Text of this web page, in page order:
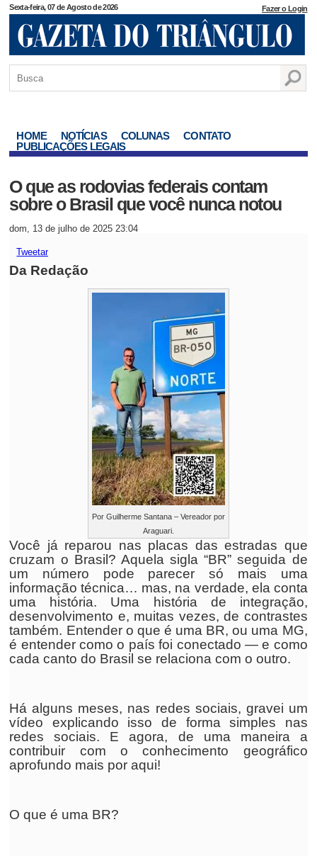
Sexta-feira, 07 de Agosto de 2026 Fazer o Login
HOME NOTÍCIAS COLUNAS
CONTATO
PUBLICAÇÕES LEGAIS
O que as rodovias federais contam
sobre o Brasil que você nunca notou
dom, 13 de julho de 2025 23:04
Tweetar
Da Redação
Por Guilherme Santana – Vereador por
Araguari.
Você já reparou nas placas das estradas que
cruzam o Brasil? Aquela sigla “BR” seguida de
um número pode parecer só mais uma
informação técnica… mas, na verdade, ela conta
uma história. Uma história de integração,
desenvolvimento e, muitas vezes, de contrastes
também. Entender o que é uma BR, ou uma MG,
é entender como o país foi conectado — e como
cada canto do Brasil se relaciona com o outro.
Há alguns meses, nas redes sociais, gravei um
vídeo explicando isso de forma simples nas
redes sociais. E agora, de uma maneira a
contribuir com o conhecimento geográfico
aprofundo mais por aqui!
O que é uma BR?